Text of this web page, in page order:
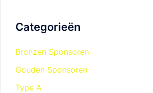
Categorieën
Bronzen Sponsoren
Gouden Sponsoren
Type A